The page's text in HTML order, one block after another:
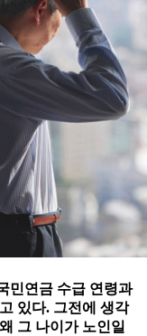
민연금 수급 연령과
있다. 그전에 생각
그 나이가 노인일